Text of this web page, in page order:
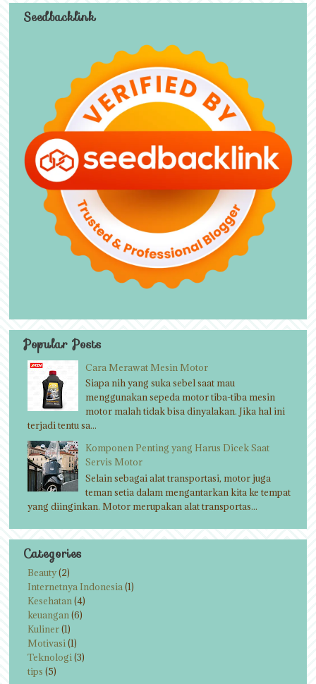
Seedbacklink
Popular Posts
Cara Merawat Mesin Motor
Siapa nih yang suka sebel saat mau
menggunakan sepeda motor tiba-tiba mesin
motor malah tidak bisa dinyalakan. Jika hal ini
terjadi tentu sa...
Komponen Penting yang Harus Dicek Saat
Servis Motor
Selain sebagai alat transportasi, motor juga
teman setia dalam mengantarkan kita ke tempat
yang diinginkan. Motor merupakan alat transportas...
Categories
Beauty(2)
Internetnya Indonesia(1)
Kesehatan(4)
keuangan(6)
Kuliner(1)
Motivasi(1)
Teknologi(3)
tips (5)